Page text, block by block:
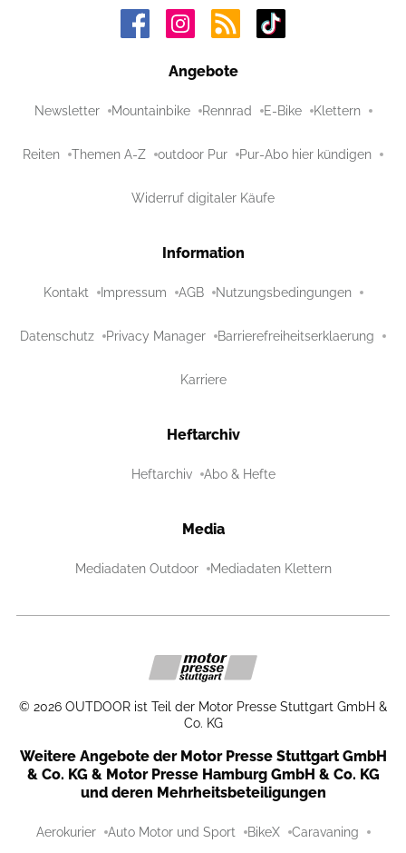
Angebote
Newsletter Mountainbike Rennrad E-Bike Klettern
Reiten Themen A-Z outdoor Pur Pur-Abo hier kündigen
Widerruf digitaler Käufe
Information
Kontakt Impressum AGB Nutzungsbedingungen
Datenschutz Privacy Manager Barrierefreiheitserklaerung
Karriere
Heftarchiv
Heftarchiv Abo & Hefte
Media
Mediadaten Outdoor Mediadaten Klettern
© 2026 OUTDOOR ist Teil der Motor Presse Stuttgart GmbH &
Co. KG
Weitere Angebote der Motor Presse Stuttgart GmbH
& Co. KG & Motor Presse Hamburg GmbH & Co. KG
und deren Mehrheitsbeteiligungen
Aerokurier Auto Motor und Sport BikeX Caravaning